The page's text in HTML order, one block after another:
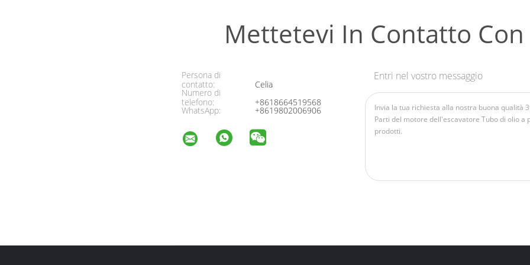
Mettetevi In ​​contatto
Persona di
contatto:
Celia
Numero di
telefono:
+8618664519568
WhatsApp: +8619802006906
Entri nel vostro messaggio